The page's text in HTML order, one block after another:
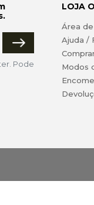
Pode
LOJA
Área
Ajuda /
Modos